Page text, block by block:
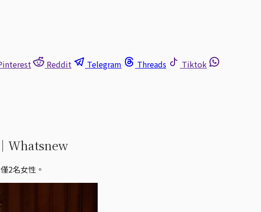
Reddit Telegram Threads
Tiktok
Whatsnew
2名女性。